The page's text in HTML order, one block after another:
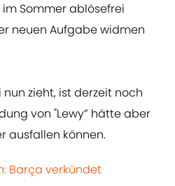
Sommer ablösefrei
neuen Aufgabe widmen
zieht, ist derzeit noch
von "Lewy” hätte aber
ausfallen können.
Barça verkündet